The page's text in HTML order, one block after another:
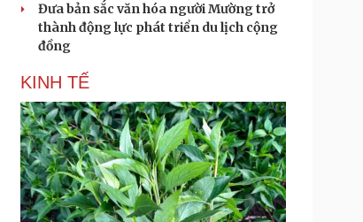
Đưa bản sắc văn hóa người Mường trở
thành động lực phát triển du lịch cộng
đồng
KINH TẾ